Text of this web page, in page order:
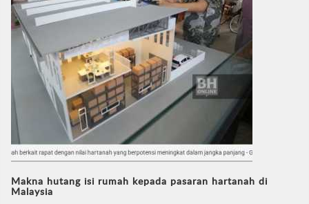
Makna hutang isi rumah kepada pasaran hartanah di
Malaysia